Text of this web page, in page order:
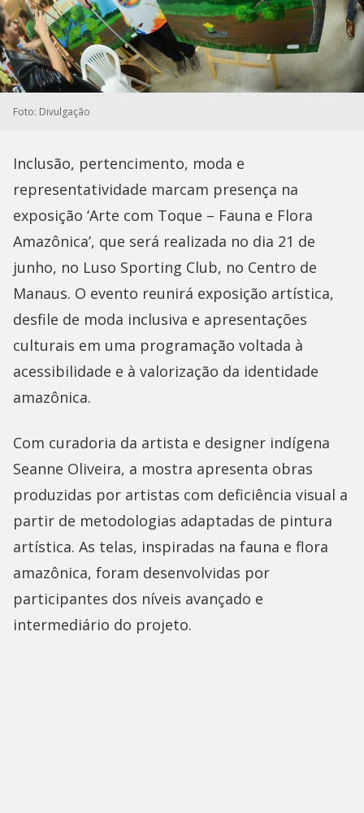
Foto: Divulgação
Inclusão, pertencimento, moda e
representatividade marcam presença na
exposição ‘Arte com Toque – Fauna e Flora
Amazônica’, que será realizada no dia 21 de
junho, no Luso Sporting Club, no Centro de
Manaus. O evento reunirá exposição artística,
desfile de moda inclusiva e apresentações
culturais em uma programação voltada à
acessibilidade e à valorização da identidade
amazônica.
Com curadoria da artista e designer indígena
Seanne Oliveira, a mostra apresenta obras
produzidas por artistas com deficiência visual a
partir de metodologias adaptadas de pintura
artística. As telas, inspiradas na fauna e flora
amazônica, foram desenvolvidas por
participantes dos níveis avançado e
intermediário do projeto.